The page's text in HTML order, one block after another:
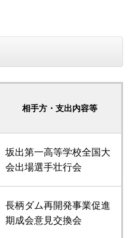
相手方・支出内容等
坂出第一高等学校全国大
会出場選手壮行会
長柄ダム再開発事業促進
期成会意見交換会